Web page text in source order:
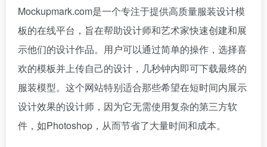
Mockupmark.com是一个专注于提供高质量服装设计模
板的在线平台，旨在帮助设计师和艺术家快速创建和展
示他们的设计作品。用户可以通过简单的操作，选择喜
欢的模板并上传自己的设计，几秒钟内即可下载最终的
服装模型。这个网站特别适合那些希望在短时间内展示
设计效果的设计师，因为它无需使用复杂的第三方软
件，如Photoshop，从而节省了大量时间和成本。